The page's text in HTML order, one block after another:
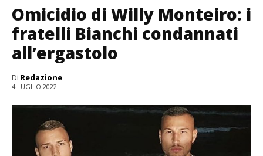
Omicidio di Willy Monteiro: i
fratelli Bianchi condannati
all’ergastolo
Di Redazione
4 LUGLIO 2022